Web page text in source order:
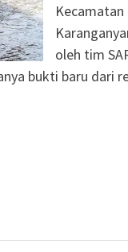
oleh tim
bukti baru dari